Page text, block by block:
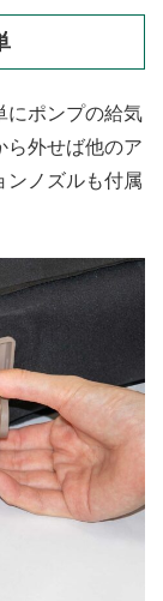
にポンプの給気
ら外せば他のア
ンノズルも付属